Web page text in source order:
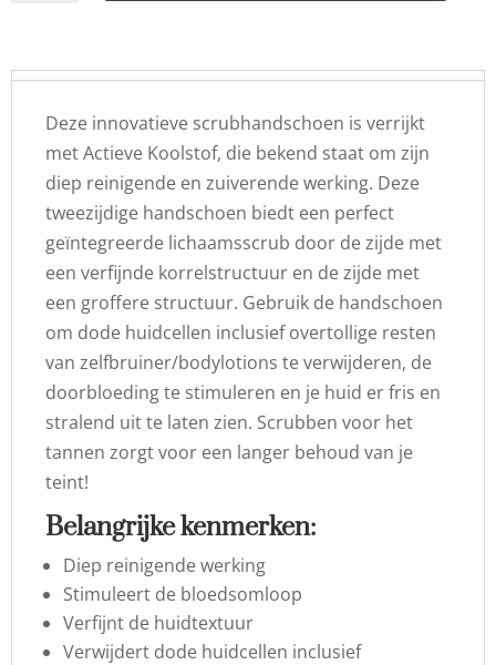
Deze innovatieve scrubhandschoen is verrijkt
met Actieve Koolstof, die bekend staat om zijn
diep reinigende en zuiverende werking. Deze
tweezijdige handschoen biedt een perfect
geïntegreerde lichaamsscrub door de zijde met
een verfijnde korrelstructuur en de zijde met
een groffere structuur. Gebruik de handschoen
om dode huidcellen inclusief overtollige resten
van zelfbruiner/bodylotions te verwijderen, de
doorbloeding te stimuleren en je huid er fris en
stralend uit te laten zien. Scrubben voor het
tannen zorgt voor een langer behoud van je
teint!
Belangrijke kenmerken:
Diep reinigende werking
Stimuleert de bloedsomloop
Verfijnt de huidtextuur
Verwijdert dode huidcellen inclusief